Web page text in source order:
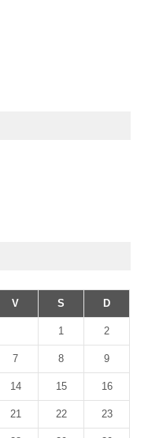
V S D
1 2
7 8 9
14 15 16
21 22 23